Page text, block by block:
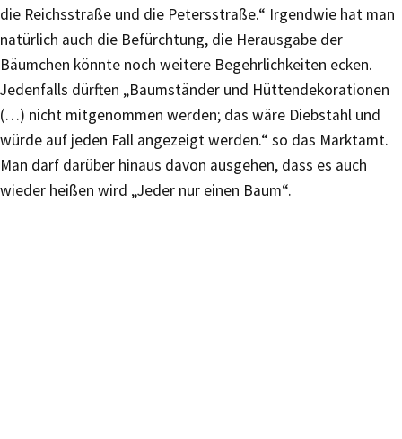
die Reichsstraße und die Petersstraße.“ Irgendwie hat man
natürlich auch die Befürchtung, die Herausgabe der
Bäumchen könnte noch weitere Begehrlichkeiten ecken.
Jedenfalls dürften „Baumständer und Hüttendekorationen
(…) nicht mitgenommen werden; das wäre Diebstahl und
würde auf jeden Fall angezeigt werden.“ so das Marktamt.
Man darf darüber hinaus davon ausgehen, dass es auch
wieder heißen wird „Jeder nur einen Baum“.